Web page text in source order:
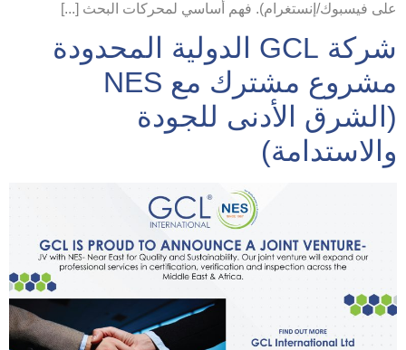
على فيسبوك/إنستغرام). فهم أساسي لمحركات البحث [...]
شركة GCL الدولية المحدودة
مشروع مشترك مع NES
(الشرق الأدنى للجودة
والاستدامة)